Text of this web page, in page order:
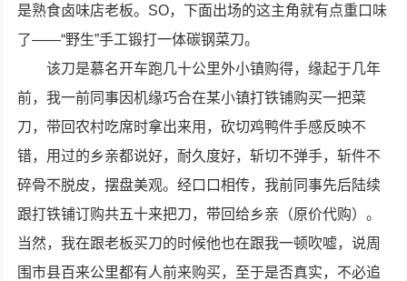
是熟食卤味店老板。SO，下面出场的这主角就有点重口味
了——“野生”手工锻打一体碳钢菜刀。
该刀是慕名开车跑几十公里外小镇购得，缘起于几年
前，我一前同事因机缘巧合在某小镇打铁铺购买一把菜
刀，带回农村吃席时拿出来用，砍切鸡鸭件手感反映不
错，用过的乡亲都说好，耐久度好，斩切不弹手，斩件不
碎骨不脱皮，摆盘美观。经口口相传，我前同事先后陆续
跟打铁铺订购共五十来把刀，带回给乡亲（原价代购）。
当然，我在跟老板买刀的时候他也在跟我一顿吹嘘，说周
围市县百来公里都有人前来购买，至于是否真实，不必追